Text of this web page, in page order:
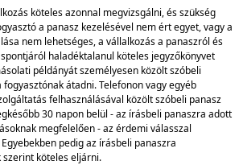
köteles azonnal megvizsgálni, és szükség
a panasz kezelésével nem ért egyet, vagy a
nem lehetséges, a vállalkozás a panaszról és
haladéktalanul köteles jegyzőkönyvet
példányát személyesen közölt szóbeli
átadni. Telefonon vagy egyéb
felhasználásával közölt szóbeli panasz
30 napon belül - az írásbeli panaszra adott
megfelelően - az érdemi válasszal
pedig az írásbeli panaszra
szerint köteles eljárni.